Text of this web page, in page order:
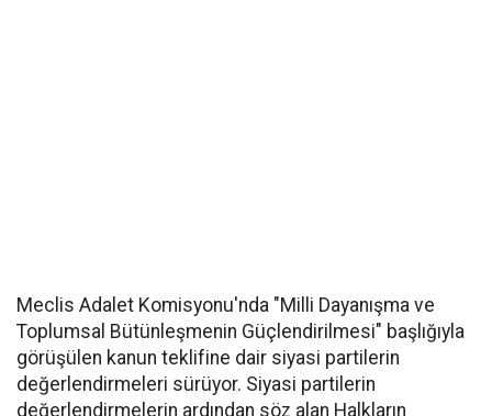
Meclis Adalet Komisyonu'nda "Milli Dayanışma ve
Toplumsal Bütünleşmenin Güçlendirilmesi" başlığıyla
görüşülen kanun teklifine dair siyasi partilerin
değerlendirmeleri sürüyor. Siyasi partilerin
değerlendirmelerin ardından söz alan Halkların